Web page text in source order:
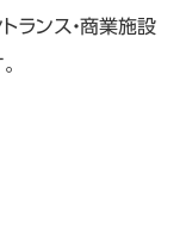
ランス・商業施設